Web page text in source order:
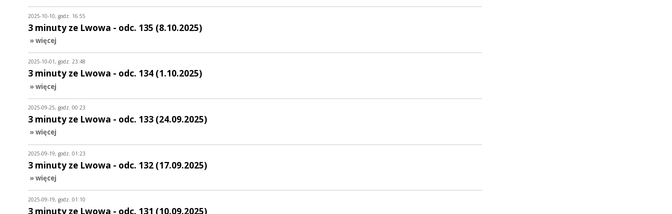
2025-10-10, godz. 16:55
3 minuty ze Lwowa - odc. 135 (8.10.2025)
» więcej
2025-10-01, godz. 23:48
3 minuty ze Lwowa - odc. 134 (1.10.2025)
» więcej
2025-09-25, godz. 00:23
3 minuty ze Lwowa - odc. 133 (24.09.2025)
» więcej
2025-09-19, godz. 01:23
3 minuty ze Lwowa - odc. 132 (17.09.2025)
» więcej
2025-09-19, godz. 01:10
3 minuty ze Lwowa - odc. 131 (10.09.2025)